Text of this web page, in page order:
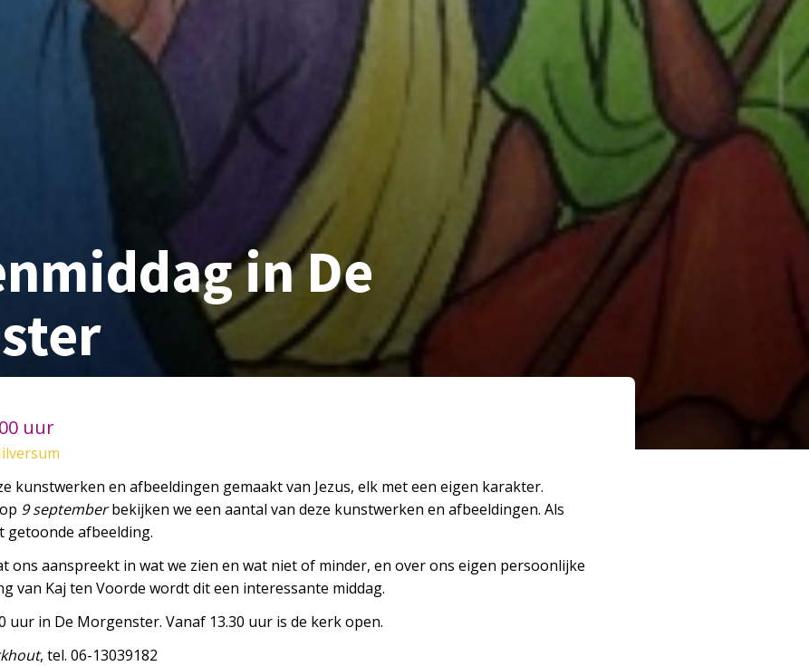
in De
uur
kunstwerken en afbeeldingen gemaakt van Jezus, elk met een eigen karakter.
9 septemberbekijken we een aantal van deze kunstwerken en afbeeldingen. Als
afbeelding.
ons aanspreekt in wat we zien en wat niet of minder, en over ons eigen persoonlijke
van Kaj ten Voorde wordt dit een interessante middag.
uur in De Morgenster. Vanaf 13.30 uur is de kerk open.
, tel. 06-13039182